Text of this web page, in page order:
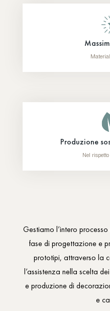
Produzione
Nel
Gestiamo l’intero
fase di progettazione e
prototipi, attraverso la
l’assistenza nella scelta
e produzione di
e